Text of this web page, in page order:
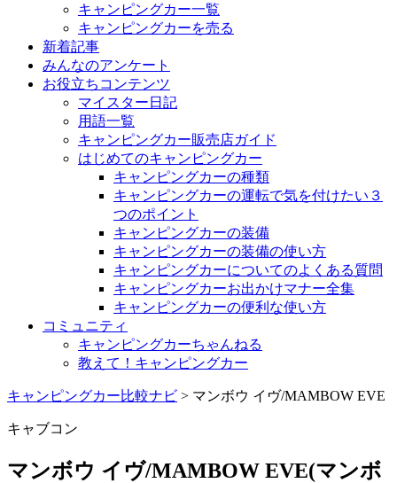
キャンピングカー一覧
キャンピングカーを売る
新着記事
みんなのアンケート
お役立ちコンテンツ
マイスター日記
用語一覧
キャンピングカー販売店ガイド
はじめてのキャンピングカー
キャンピングカーの種類
キャンピングカーの運転で気を付けたい３
つのポイント
キャンピングカーの装備
キャンピングカーの装備の使い方
キャンピングカーについてのよくある質問
キャンピングカーお出かけマナー全集
キャンピングカーの便利な使い方
コミュニティ
キャンピングカーちゃんねる
教えて！キャンピングカー
キャンピングカー比較ナビ > マンボウ イヴ/MAMBOW EVE
キャブコン
マンボウ イヴ/MAMBOW EVE(マンボ